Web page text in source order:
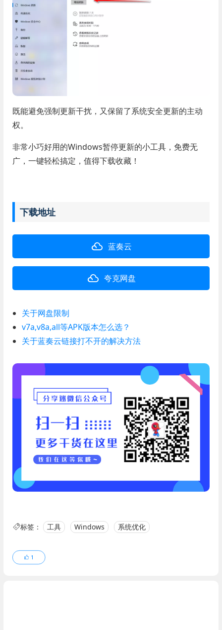
既能避免强制更新干扰，又保留了系统安全更新的主动
权。
非常小巧好用的Windows暂停更新的小工具，免费无
广，一键轻松搞定，值得下载收藏！
下载地址
蓝奏云
夸克网盘
关于网盘限制
v7a,v8a,all等APK版本怎么选？
关于蓝奏云链接打不开的解决方法
标签： 工具 Windows 系统优化
1